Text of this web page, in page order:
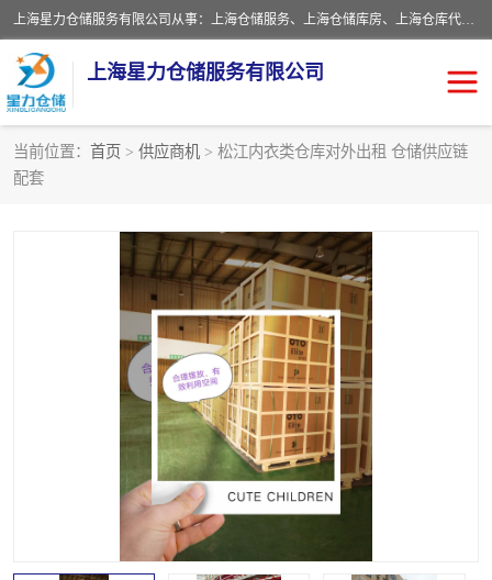
上海星力仓储服务有限公司从事：上海仓储服务、上海仓储库房、上海仓库代运营、上海仓库对外出租、上海仓库外包、上海三方仓储、上海电商仓储代发、上海电商代发货仓库、上海托管仓库、上海仓储配送。上海星力仓储服务有限公司现在拥有100个分仓、10万余平方的标准库房，精炼员工几百名，与几千家客户合作，公司已跻身上海仓储行业前列。欢迎来电咨询！
上海星力仓储服务有限公司
当前位置： 首页 > 供应商机 > 松江内衣类仓库对外出租 仓储供应链
配套
上海仓库对外出租
上海仓储配送 上海仓库外包
上海仓库代运营 上海托管仓库
上海第三方仓储 上海仓储服务
上海电商代发货仓库